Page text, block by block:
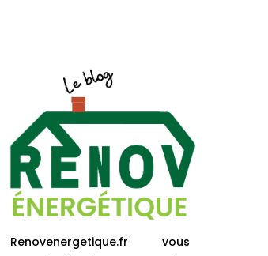
Renovenergetique.fr vous